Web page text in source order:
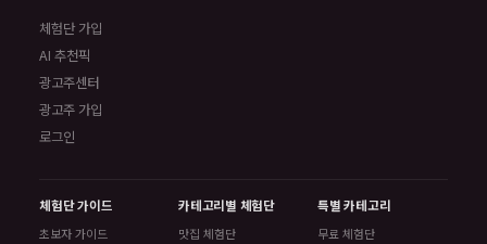
체험단 가입
AI 추천픽
광고주센터
광고주 가입
로그인
체험단 가이드
초보자 가이드
카테고리별 체험단
맛집 체험단
특별 카테고리
무료 체험단